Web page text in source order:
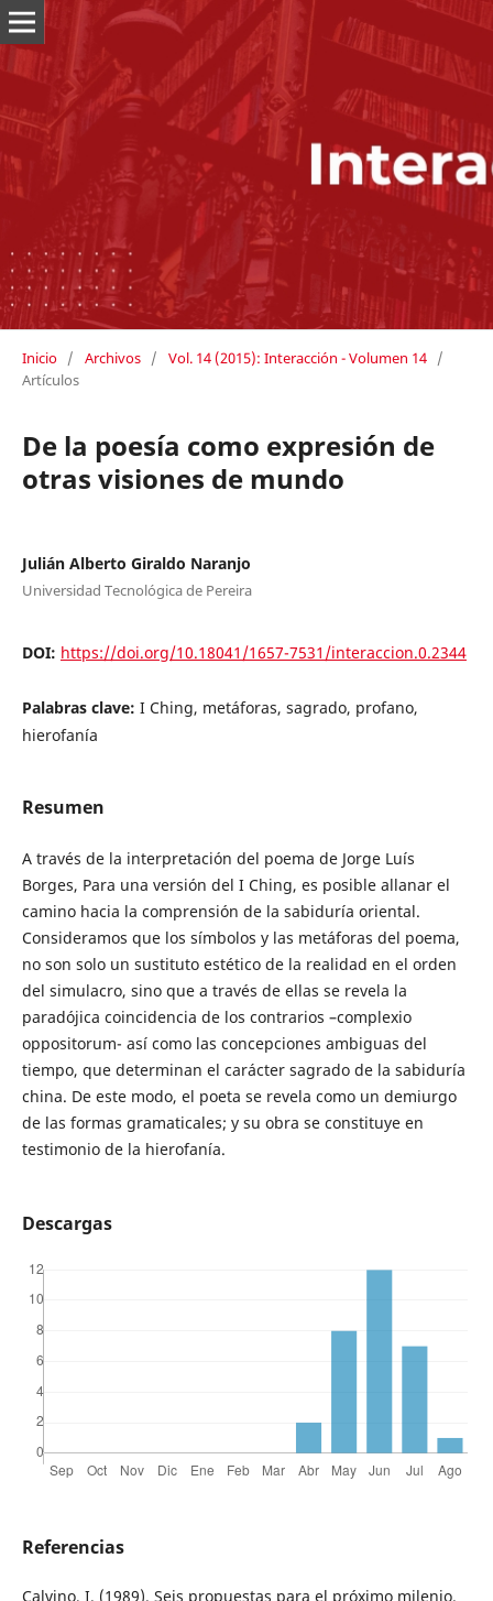
Inicio / Archivos / Vol. 14 (2015): Interacción - Volumen 14 /
Artículos
De la poesía como expresión de
otras visiones de mundo
Julián Alberto Giraldo Naranjo
Universidad Tecnológica de Pereira
DOI: https://doi.org/10.18041/1657-7531/interaccion.0.2344
Palabras clave: I Ching, metáforas, sagrado, profano,
hierofanía
Resumen
A través de la interpretación del poema de Jorge Luís
Borges, Para una versión del I Ching, es posible allanar el
camino hacia la comprensión de la sabiduría oriental.
Consideramos que los símbolos y las metáforas del poema,
no son solo un sustituto estético de la realidad en el orden
del simulacro, sino que a través de ellas se revela la
paradójica coincidencia de los contrarios –complexio
oppositorum- así como las concepciones ambiguas del
tiempo, que determinan el carácter sagrado de la sabiduría
china. De este modo, el poeta se revela como un demiurgo
de las formas gramaticales; y su obra se constituye en
testimonio de la hierofanía.
Descargas
Referencias
Calvino, I. (1989). Seis propuestas para el próximo milenio.